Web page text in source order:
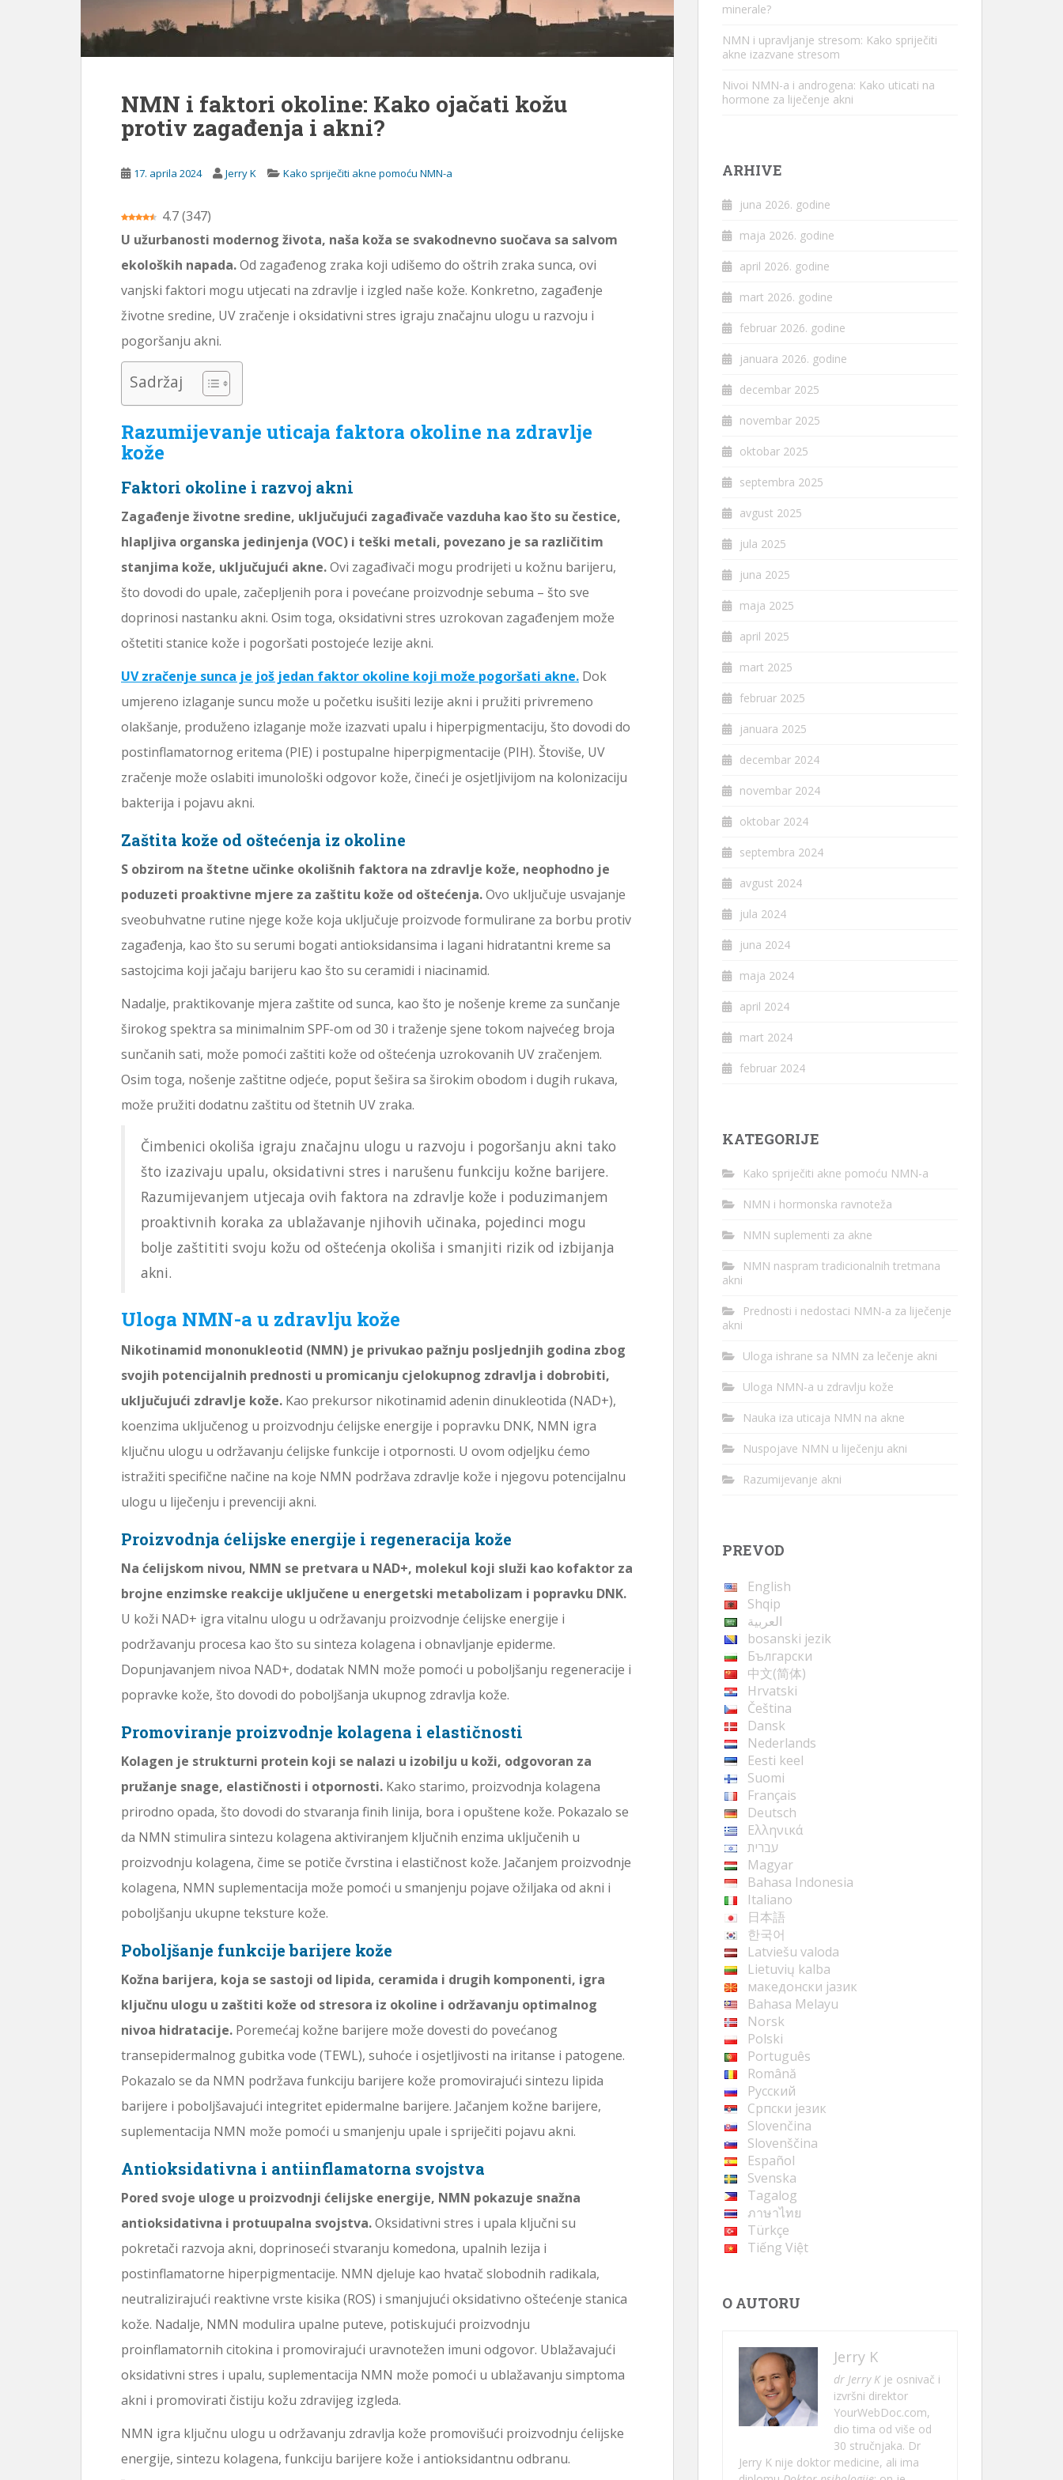
NMN i faktori okoline: Kako ojačati kožu
protiv zagađenja i akni?
17. aprila 2024 Jerry K Kako spriječiti akne pomoću NMN-a
4.7(347)
U užurbanosti modernog života, naša koža se svakodnevno suočava sa salvom
ekoloških napada.Od zagađenog zraka koji udišemo do oštrih zraka sunca, ovi
vanjski faktori mogu utjecati na zdravlje i izgled naše kože. Konkretno, zagađenje
životne sredine, UV zračenje i oksidativni stres igraju značajnu ulogu u razvoju i
pogoršanju akni.
Sadržaj
Razumijevanje uticaja faktora okoline na zdravlje
kože
Faktori okoline i razvoj akni
Zagađenje životne sredine, uključujući zagađivače vazduha kao što su čestice,
hlapljiva organska jedinjenja (VOC) i teški metali, povezano je sa različitim
stanjima kože, uključujući akne.Ovi zagađivači mogu prodrijeti u kožnu barijeru,
što dovodi do upale, začepljenih pora i povećane proizvodnje sebuma – što sve
doprinosi nastanku akni. Osim toga, oksidativni stres uzrokovan zagađenjem može
oštetiti stanice kože i pogoršati postojeće lezije akni.
UV zračenje sunca je još jedan faktor okoline koji može pogoršati akne. Dok
umjereno izlaganje suncu može u početku isušiti lezije akni i pružiti privremeno
olakšanje, produženo izlaganje može izazvati upalu i hiperpigmentaciju, što dovodi do
postinflamatornog eritema (PIE) i postupalne hiperpigmentacije (PIH). Štoviše, UV
zračenje može oslabiti imunološki odgovor kože, čineći je osjetljivijom na kolonizaciju
bakterija i pojavu akni.
Zaštita kože od oštećenja iz okoline
S obzirom na štetne učinke okolišnih faktora na zdravlje kože, neophodno je
poduzeti proaktivne mjere za zaštitu kože od oštećenja.Ovo uključuje usvajanje
sveobuhvatne rutine njege kože koja uključuje proizvode formulirane za borbu protiv
zagađenja, kao što su serumi bogati antioksidansima i lagani hidratantni kreme sa
sastojcima koji jačaju barijeru kao što su ceramidi i niacinamid.
Nadalje, praktikovanje mjera zaštite od sunca, kao što je nošenje kreme za sunčanje
širokog spektra sa minimalnim SPF-om od 30 i traženje sjene tokom najvećeg broja
sunčanih sati, može pomoći zaštiti kože od oštećenja uzrokovanih UV zračenjem.
Osim toga, nošenje zaštitne odjeće, poput šešira sa širokim obodom i dugih rukava,
može pružiti dodatnu zaštitu od štetnih UV zraka.
Čimbenici okoliša igraju značajnu ulogu u razvoju i pogoršanju akni tako
što izazivaju upalu, oksidativni stres i narušenu funkciju kožne barijere.
Razumijevanjem utjecaja ovih faktora na zdravlje kože i poduzimanjem
proaktivnih koraka za ublažavanje njihovih učinaka, pojedinci mogu
bolje zaštititi svoju kožu od oštećenja okoliša i smanjiti rizik od izbijanja
akni.
Uloga NMN-a u zdravlju kože
Nikotinamid mononukleotid (NMN) je privukao pažnju posljednjih godina zbog
svojih potencijalnih prednosti u promicanju cjelokupnog zdravlja i dobrobiti,
uključujući zdravlje kože. Kao prekursor nikotinamid adenin dinukleotida (NAD+),
koenzima uključenog u proizvodnju ćelijske energije i popravku DNK, NMN igra
ključnu ulogu u održavanju ćelijske funkcije i otpornosti. U ovom odjeljku ćemo
istražiti specifične načine na koje NMN podržava zdravlje kože i njegovu potencijalnu
ulogu u liječenju i prevenciji akni.
Proizvodnja ćelijske energije i regeneracija kože
Na ćelijskom nivou, NMN se pretvara u NAD+, molekul koji služi kao kofaktor za
brojne enzimske reakcije uključene u energetski metabolizam i popravku DNK.
U koži NAD+ igra vitalnu ulogu u održavanju proizvodnje ćelijske energije i
podržavanju procesa kao što su sinteza kolagena i obnavljanje epiderme.
Dopunjavanjem nivoa NAD+, dodatak NMN može pomoći u poboljšanju regeneracije i
popravke kože, što dovodi do poboljšanja ukupnog zdravlja kože.
Promoviranje proizvodnje kolagena i elastičnosti
Kolagen je strukturni protein koji se nalazi u izobilju u koži, odgovoran za
pružanje snage, elastičnosti i otpornosti. Kako starimo, proizvodnja kolagena
prirodno opada, što dovodi do stvaranja finih linija, bora i opuštene kože. Pokazalo se
da NMN stimulira sintezu kolagena aktiviranjem ključnih enzima uključenih u
proizvodnju kolagena, čime se potiče čvrstina i elastičnost kože. Jačanjem proizvodnje
kolagena, NMN suplementacija može pomoći u smanjenju pojave ožiljaka od akni i
poboljšanju ukupne teksture kože.
Poboljšanje funkcije barijere kože
Kožna barijera, koja se sastoji od lipida, ceramida i drugih komponenti, igra
ključnu ulogu u zaštiti kože od stresora iz okoline i održavanju optimalnog
nivoa hidratacije. Poremećaj kožne barijere može dovesti do povećanog
transepidermalnog gubitka vode (TEWL), suhoće i osjetljivosti na iritanse i patogene.
Pokazalo se da NMN podržava funkciju barijere kože promovirajući sintezu lipida
barijere i poboljšavajući integritet epidermalne barijere. Jačanjem kožne barijere,
suplementacija NMN može pomoći u smanjenju upale i spriječiti pojavu akni.
Antioksidativna i antiinflamatorna svojstva
Pored svoje uloge u proizvodnji ćelijske energije, NMN pokazuje snažna
antioksidativna i protuupalna svojstva.Oksidativni stres i upala ključni su
pokretači razvoja akni, doprinoseći stvaranju komedona, upalnih lezija i
postinflamatorne hiperpigmentacije. NMN djeluje kao hvatač slobodnih radikala,
neutralizirajući reaktivne vrste kisika (ROS) i smanjujući oksidativno oštećenje stanica
kože. Nadalje, NMN modulira upalne puteve, potiskujući proizvodnju
proinflamatornih citokina i promovirajući uravnotežen imuni odgovor. Ublažavajući
oksidativni stres i upalu, suplementacija NMN može pomoći u ublažavanju simptoma
akni i promovirati čistiju kožu zdravijeg izgleda.
NMN igra ključnu ulogu u održavanju zdravlja kože promovišući proizvodnju ćelijske
energije, sintezu kolagena, funkciju barijere kože i antioksidantnu odbranu.
minerale?
NMN i upravljanje stresom: Kako spriječiti
akne izazvane stresom
Nivoi NMN-a i androgena: Kako uticati na
hormone za liječenje akni
ARHIVE
juna 2026. godine
maja 2026. godine
april 2026. godine
mart 2026. godine
februar 2026. godine
januara 2026. godine
decembar 2025
novembar 2025
oktobar 2025
septembra 2025
avgust 2025
jula 2025
juna 2025
maja 2025
april 2025
mart 2025
februar 2025
januara 2025
decembar 2024
novembar 2024
oktobar 2024
septembra 2024
avgust 2024
jula 2024
juna 2024
maja 2024
april 2024
mart 2024
februar 2024
KATEGORIJE
Kako spriječiti akne pomoću NMN-a
NMN i hormonska ravnoteža
NMN suplementi za akne
NMN naspram tradicionalnih tretmana
akni
Prednosti i nedostaci NMN-a za liječenje
akni
Uloga ishrane sa NMN za lečenje akni
Uloga NMN-a u zdravlju kože
Nauka iza uticaja NMN na akne
Nuspojave NMN u liječenju akni
Razumijevanje akni
PREVOD
English
Shqip
العربية
bosanski jezik
Български
中文(简体)
Hrvatski
Čeština
Dansk
Nederlands
Eesti keel
Suomi
Français
Deutsch
Ελληνικά
עברית
Magyar
Bahasa Indonesia
Italiano
日本語
한국어
Latviešu valoda
Lietuvių kalba
македонски јазик
Bahasa Melayu
Norsk
Polski
Português
Română
Русский
Cрпски језик
Slovenčina
Slovenščina
Español
Svenska
Tagalog
ภาษาไทย
Türkçe
Tiếng Việt
O AUTORU
Jerry K
dr Jerry Kje osnivač i
izvršni direktor
YourWebDoc.com,
dio tima od više od
30 stručnjaka. Dr
Jerry K nije doktor medicine, ali ima